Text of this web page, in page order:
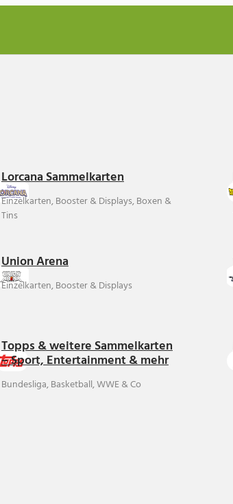
Lorcana Sammelkarten
Einzelkarten, Booster & Displays, Boxen &
Tins
Union Arena
Einzelkarten, Booster & Displays
Topps & weitere Sammelkarten
– Sport, Entertainment & mehr
Bundesliga, Basketball, WWE & Co